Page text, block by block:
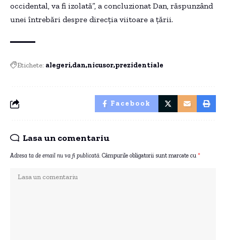
occidental, va fi izolată”, a concluzionat Dan, răspunzând
unei întrebări despre direcția viitoare a țării.
Etichete: alegeri dan nicusor prezidentiale
Facebook
Lasa un comentariu
Adresa ta de email nu va fi publicată. Câmpurile obligatorii sunt marcate cu *